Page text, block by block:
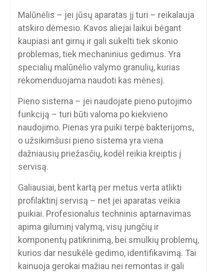
Malūnėlis – jei jūsų aparatas jį turi – reikalauja
atskiro dėmesio. Kavos aliejai laikui bėgant
kaupiasi ant girnų ir gali sukelti tiek skonio
problemas, tiek mechaninius gedimus. Yra
specialių malūnėlio valymo granulių, kurias
rekomenduojama naudoti kas mėnesį.
Pieno sistema – jei naudojate pieno putojimo
funkciją – turi būti valoma po kiekvieno
naudojimo. Pienas yra puiki terpė bakterijoms,
o užsikimšusi pieno sistema yra viena
dažniausių priežasčių, kodėl reikia kreiptis į
servisą.
Galiausiai, bent kartą per metus verta atlikti
profilaktinį servisą – net jei aparatas veikia
puikiai. Profesionalus techninis aptarnavimas
apima giluminį valymą, visų jungčių ir
komponentų patikrinimą, bei smulkių problemų,
kurios dar nesukėlė gedimo, identifikavimą. Tai
kainuoja gerokai mažiau nei remontas ir gali